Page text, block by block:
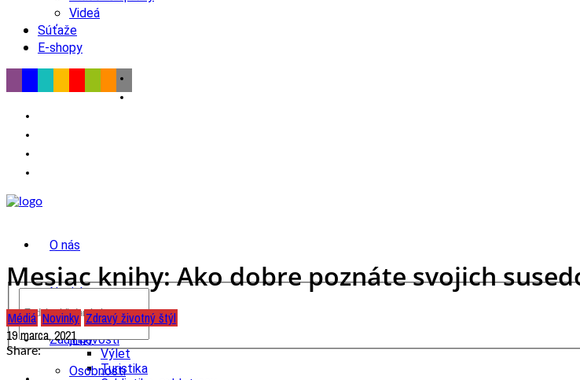
Videá
Súťaže
E-shopy
O nás
Novinky
wow
Tipy
Výlet
Turistika
Zaujímavosti
Osobnosti
Mesiac knihy: Ako dobre poznáte svojich
Médiá Novinky Zdravý životný štýl
19 marca, 2021
Share: